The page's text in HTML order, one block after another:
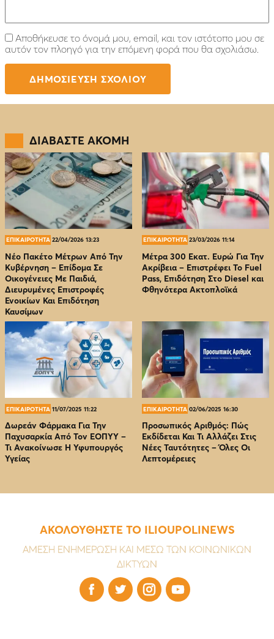
Αποθήκευσε το όνομά μου, email, και τον ιστότοπο μου σε
αυτόν τον πλοηγό για την επόμενη φορά που θα σχολιάσω.
ΔΙΑΒΑΣΤΕ ΑΚΟΜΗ
ΕΠΙΚΑΙΡΟΤΗΤΑ 22/04/2026 13:23
Νέο Πακέτο Μέτρων Από Την
Κυβέρνηση – Επίδομα Σε
Οικογένειες Με Παιδιά,
Διευρυμένες Επιστροφές
Ενοικίων Και Επιδότηση
Καυσίμων
ΕΠΙΚΑΙΡΟΤΗΤΑ 23/03/2026 11:14
Μέτρα 300 Εκατ. Ευρώ Για Την
Ακρίβεια – Επιστρέφει Το Fuel
Pass, Επιδότηση Στο Diesel και
Φθηνότερα Ακτοπλοϊκά
ΕΠΙΚΑΙΡΟΤΗΤΑ 11/07/2025 11:22
Δωρεάν Φάρμακα Για Την
Παχυσαρκία Από Τον EOΠΥΥ –
Τι Ανακοίνωσε Η Υφυπουργός
Υγείας
ΕΠΙΚΑΙΡΟΤΗΤΑ 02/06/2025 16:30
Προσωπικός Αριθμός: Πώς
Εκδίδεται Και Τι Αλλάζει Στις
Νέες Ταυτότητες – Όλες Οι
Λεπτομέρειες
ΑΚΟΛΟΥΘΗΣΤΕ ΤΟ ILIOUPOLINEWS
ΑΜΕΣΗ ΕΝΗΜΕΡΩΣΗ ΚΑΙ ΜΕΣΩ ΤΩΝ ΚΟΙΝΩΝΙΚΩΝ
ΔΙΚΤΥΩΝ
   